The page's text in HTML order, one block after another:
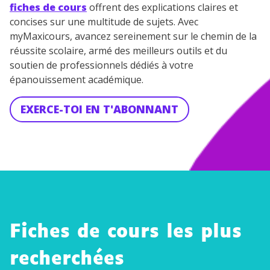
fiches de cours offrent des explications claires et
concises sur une multitude de sujets. Avec
myMaxicours, avancez sereinement sur le chemin de la
réussite scolaire, armé des meilleurs outils et du
soutien de professionnels dédiés à votre
épanouissement académique.
EXERCE-TOI EN T'ABONNANT
Fiches de cours les plus
recherchées